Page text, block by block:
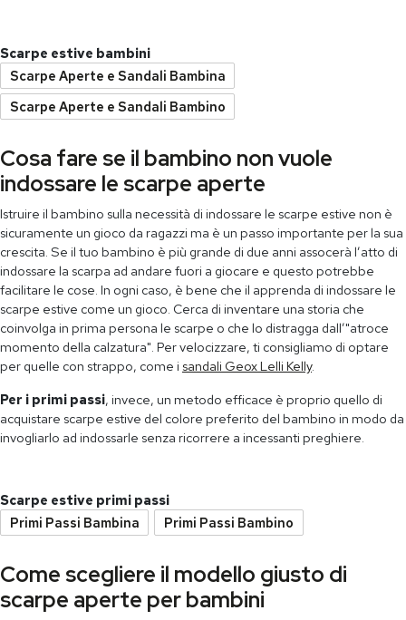
Scarpe estive bambini
Scarpe Aperte e Sandali Bambina
Scarpe Aperte e Sandali Bambino
Cosa fare se il bambino non vuole
indossare le scarpe aperte
Istruire il bambino sulla necessità di indossare le scarpe estive non è
sicuramente un gioco da ragazzi ma è un passo importante per la sua
crescita. Se il tuo bambino è più grande di due anni assocerà l’atto di
indossare la scarpa ad andare fuori a giocare e questo potrebbe
facilitare le cose. In ogni caso, è bene che il apprenda di indossare le
scarpe estive come un gioco. Cerca di inventare una storia che
coinvolga in prima persona le scarpe o che lo distragga dall’"atroce
momento della calzatura". Per velocizzare, ti consigliamo di optare
per quelle con strappo, come i sandali Geox Lelli Kelly.
Per i primi passi, invece, un metodo efficace è proprio quello di
acquistare scarpe estive del colore preferito del bambino in modo da
invogliarlo ad indossarle senza ricorrere a incessanti preghiere.
Scarpe estive primi passi
Primi Passi Bambina
Primi Passi Bambino
Come scegliere il modello giusto di
scarpe aperte per bambini